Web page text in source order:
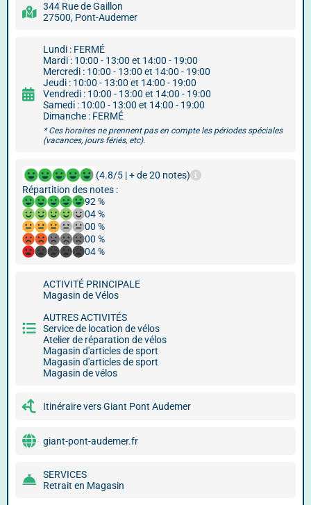
344 Rue de Gaillon
27500, Pont-Audemer
Lundi : FERMÉ
Mardi : 10:00 - 13:00 et 14:00 - 19:00
Mercredi : 10:00 - 13:00 et 14:00 - 19:00
Jeudi : 10:00 - 13:00 et 14:00 - 19:00
Vendredi : 10:00 - 13:00 et 14:00 - 19:00
Samedi : 10:00 - 13:00 et 14:00 - 19:00
Dimanche : FERMÉ
* Ces horaires ne prennent pas en compte les périodes spéciales
(vacances, jours fériés, etc).
(4.8/5 | + de 20 notes)
Répartition des notes :
92 %
04 %
00 %
00 %
04 %
ACTIVITÉ PRINCIPALE
Magasin de Vélos
AUTRES ACTIVITÉS
Service de location de vélos
Atelier de réparation de vélos
Magasin d'articles de sport
Magasin d'articles de sport
Magasin de vélos
Itinéraire vers Giant Pont Audemer
giant-pont-audemer.fr
SERVICES
Retrait en Magasin